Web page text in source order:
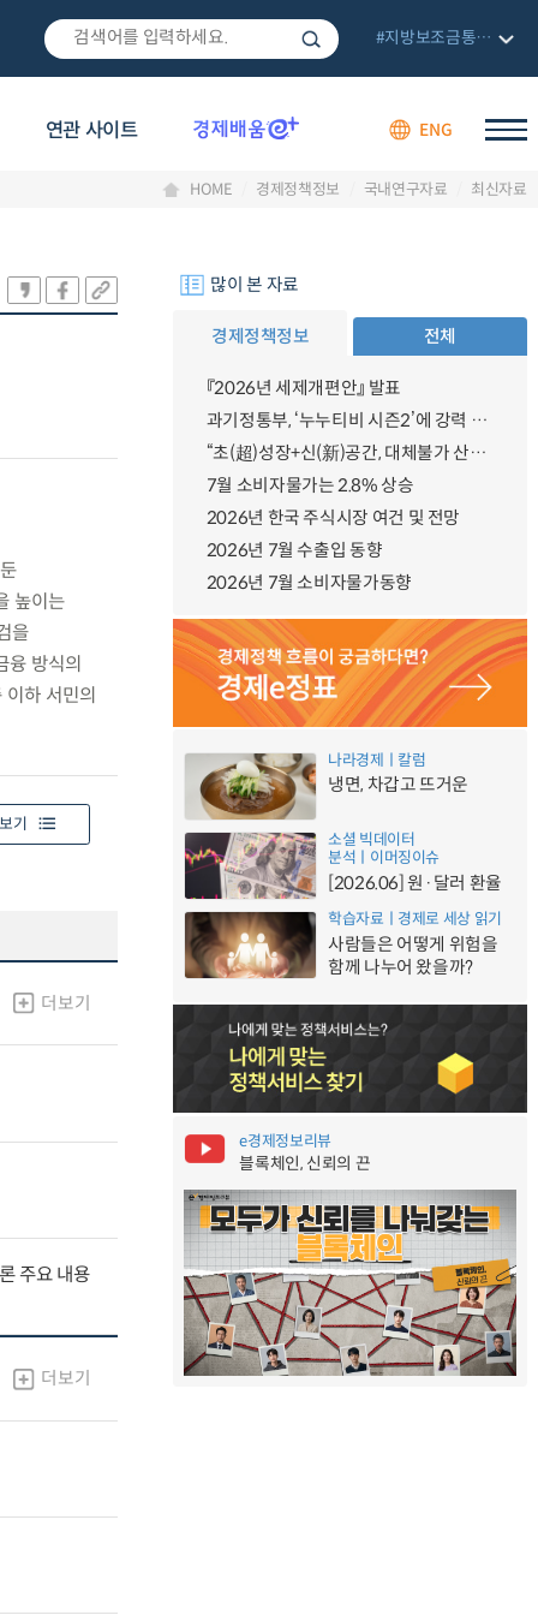
연관 사이트 ENG
#지방보조금통합관리망
HOME 경제정책정보 국내연구자료 최신자료
높이는
을
융 방식의
하 서민의
기
더보기
주요 내용
더보기
많이 본 자료
경제정책정보 전체
『2026년 세제개편안』 발표
과기정통부, ‘누누티비 시즌2’에 강력 대응 의지 밝혀
“초(超)성장+신(新)공간, 대체불가 산업강국”
7월 소비자물가는 2.8% 상승
2026년 한국 주식시장 여건 및 전망
2026년 7월 수출입 동향
2026년 7월 소비자물가동향
나라경제ㅣ칼럼
냉면, 차갑고 뜨거운
소셜 빅데이터
분석ㅣ이머징이슈
[2026.06] 원·달러 환율
학습자료ㅣ경제로 세상 읽기
사람들은 어떻게 위험을
함께 나누어 왔을까?
e경제정보리뷰
블록체인, 신뢰의 끈